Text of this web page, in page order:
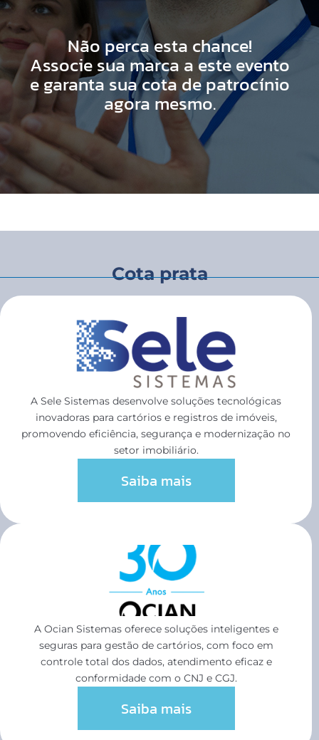
Não perca esta chance!
Associe sua marca a este evento
e garanta sua cota de patrocínio
agora mesmo.
Cota prata
A Sele Sistemas desenvolve soluções tecnológicas
inovadoras para cartórios e registros de imóveis,
promovendo eficiência, segurança e modernização no
setor imobiliário.
Saiba mais
A Ocian Sistemas oferece soluções inteligentes e
seguras para gestão de cartórios, com foco em
controle total dos dados, atendimento eficaz e
conformidade com o CNJ e CGJ.
Saiba mais